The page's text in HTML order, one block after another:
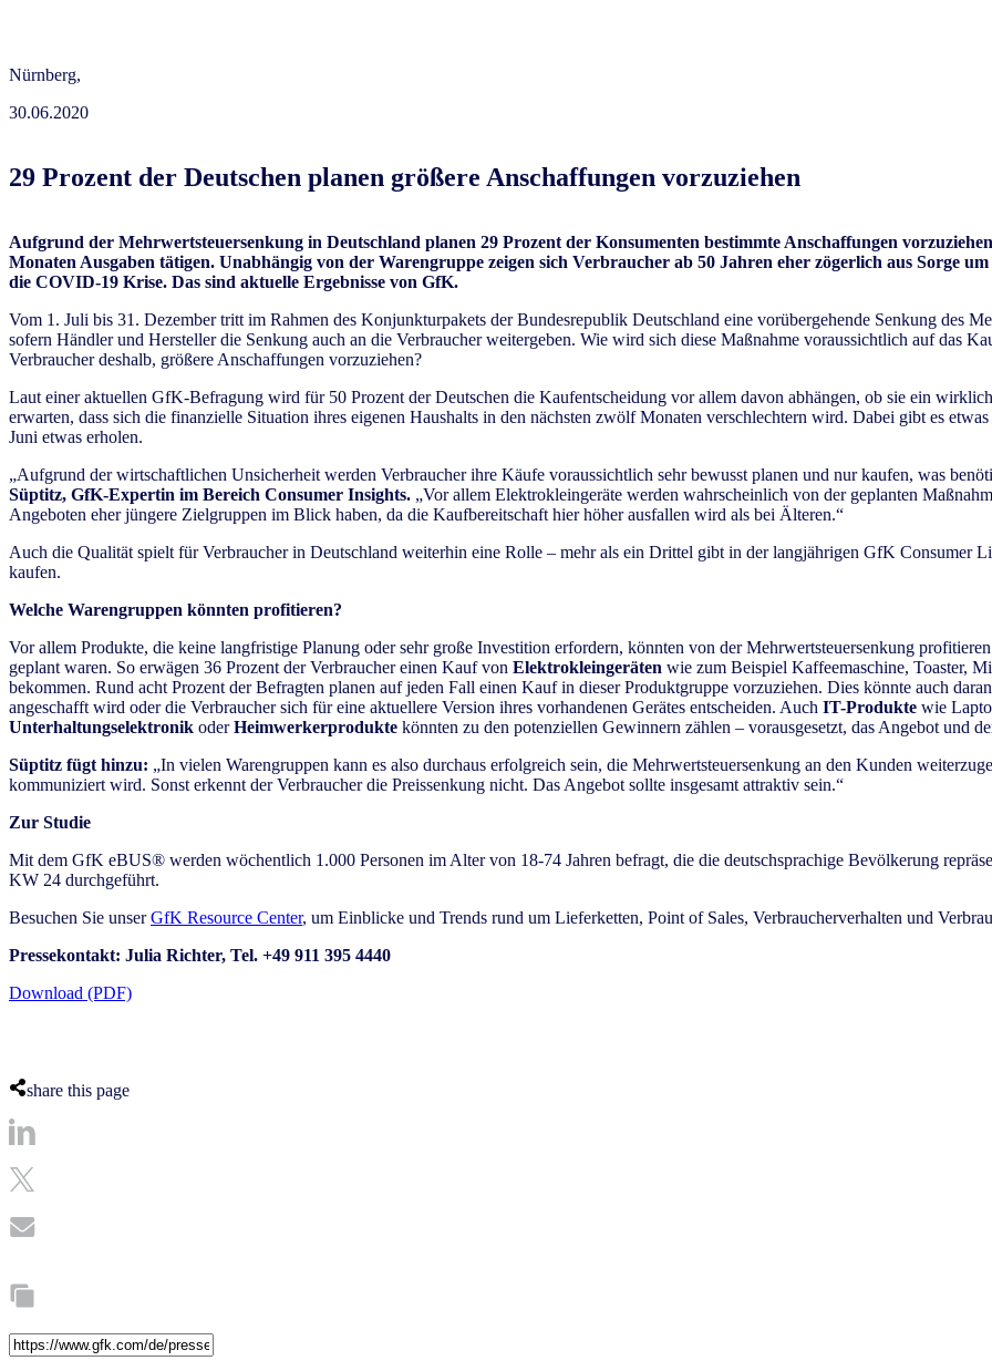
Nürnberg,
30.06.2020
29 Prozent der Deutschen planen größere Anschaffungen vorzuziehen
Aufgrund der Mehrwertsteuersenkung in Deutschland planen 29 Prozent der Konsumenten bestimmte Anschaffungen
Monaten Ausgaben tätigen. Unabhängig von der Warengruppe zeigen sich Verbraucher ab 50 Jahren eher zögerlich aus Sorge
die COVID-19 Krise. Das sind aktuelle Ergebnisse von GfK.
Vom 1. Juli bis 31. Dezember tritt im Rahmen des Konjunkturpakets der Bundesrepublik Deutschland eine vorübergehende Senkung des
sofern Händler und Hersteller die Senkung auch an die Verbraucher weitergeben. Wie wird sich diese Maßnahme voraussichtlich auf das
Verbraucher deshalb, größere Anschaffungen vorzuziehen?
Laut einer aktuellen GfK-Befragung wird für 50 Prozent der Deutschen die Kaufentscheidung vor allem davon abhängen, ob sie ein
erwarten, dass sich die finanzielle Situation ihres eigenen Haushalts in den nächsten zwölf Monaten verschlechtern wird. Dabei gibt es
Juni etwas erholen.
„Aufgrund der wirtschaftlichen Unsicherheit werden Verbraucher ihre Käufe voraussichtlich sehr bewusst planen und nur kaufen, was
Süptitz, GfK-Expertin im Bereich Consumer Insights. „Vor allem Elektrokleingeräte werden wahrscheinlich von der geplanten
Angeboten eher jüngere Zielgruppen im Blick haben, da die Kaufbereitschaft hier höher ausfallen wird als bei Älteren.“
Auch die Qualität spielt für Verbraucher in Deutschland weiterhin eine Rolle – mehr als ein Drittel gibt in der langjährigen GfK Consumer
kaufen.
Welche Warengruppen könnten profitieren?
Vor allem Produkte, die keine langfristige Planung oder sehr große Investition erfordern, könnten von der Mehrwertsteuersenkung
geplant waren. So erwägen 36 Prozent der Verbraucher einen Kauf von Elektrokleingeräten wie zum Beispiel Kaffeemaschine, Toaster,
bekommen. Rund acht Prozent der Befragten planen auf jeden Fall einen Kauf in dieser Produktgruppe vorzuziehen. Dies könnte auch
angeschafft wird oder die Verbraucher sich für eine aktuellere Version ihres vorhandenen Gerätes entscheiden. Auch IT-Produkte wie
Unterhaltungselektronik oderHeimwerkerprodukte könnten zu den potenziellen Gewinnern zählen – vorausgesetzt, das Angebot und
Süptitz fügt hinzu: „In vielen Warengruppen kann es also durchaus erfolgreich sein, die Mehrwertsteuersenkung an den Kunden
kommuniziert wird. Sonst erkennt der Verbraucher die Preissenkung nicht. Das Angebot sollte insgesamt attraktiv sein.“
Zur Studie
Mit dem GfK eBUS® werden wöchentlich 1.000 Personen im Alter von 18-74 Jahren befragt, die die deutschsprachige Bevölkerung
KW 24 durchgeführt.
Besuchen Sie unserGfK Resource Center, um Einblicke und Trends rund um Lieferketten, Point of Sales, Verbraucherverhalten und
Pressekontakt: Julia Richter, Tel. +49 911 395 4440
Download (PDF)
share this page